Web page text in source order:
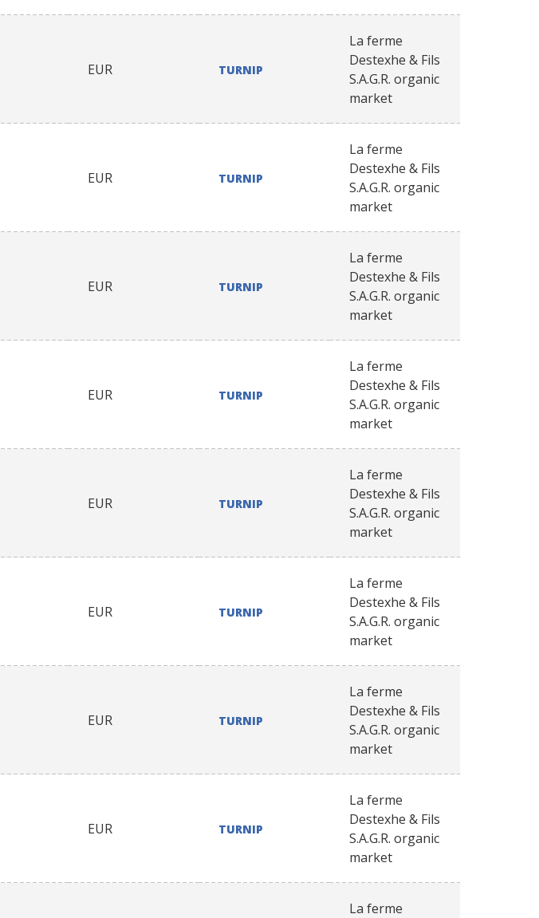
EUR TURNIP
La ferme
Destexhe & Fils
S.A.G.R. organic
market
EUR TURNIP
La ferme
Destexhe & Fils
S.A.G.R. organic
market
EUR TURNIP
La ferme
Destexhe & Fils
S.A.G.R. organic
market
EUR TURNIP
La ferme
Destexhe & Fils
S.A.G.R. organic
market
EUR TURNIP
La ferme
Destexhe & Fils
S.A.G.R. organic
market
EUR TURNIP
La ferme
Destexhe & Fils
S.A.G.R. organic
market
EUR TURNIP
La ferme
Destexhe & Fils
S.A.G.R. organic
market
EUR TURNIP
La ferme
Destexhe & Fils
S.A.G.R. organic
market
La ferme